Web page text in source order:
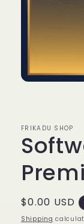
FRIKADU SHOP
Regular
price
$0.00 USD
Shipping